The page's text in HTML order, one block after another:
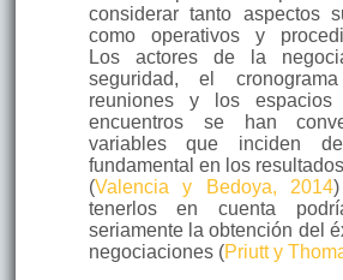
considerar tanto aspectos
como operativos y
Los actores de la
seguridad, el
reuniones y los
encuentros se han
variables que inciden
fundamental en los
(Valencia y Bedoya, 2014
tenerlos en cuenta
seriamente la obtención del
negociaciones (Priutt y